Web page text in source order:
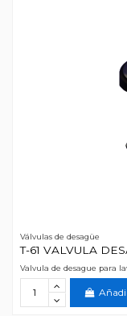
Válvulas de desagüe
T-61 VALVULA
Valvula de desague para